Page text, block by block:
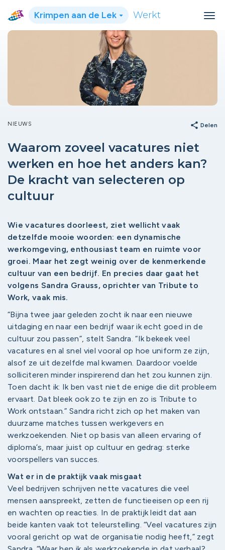
Krimpen aan de Lek Werkt
NIEUWS share Delen
Waarom zoveel vacatures niet
werken en hoe het anders kan?
De kracht van selecteren op
cultuur
Wie vacatures doorleest, ziet wellicht vaak
detzelfde mooie woorden: een dynamische
werkomgeving, enthousiast team en ruimte voor
groei. Maar het zegt weinig over de kenmerkende
cultuur van een bedrijf. En precies daar gaat het
volgens Sandra Grauss, oprichter van Tribute to
Work, vaak mis.
“Bijna twee jaar geleden zocht ik naar een nieuwe
uitdaging en naar een bedrijf waar ik echt goed in de
cultuur zou passen”, stelt Sandra. “Ik bekeek veel
vacatures en al snel viel vooral op hoe uniform ze zijn,
alsof ze uit dezelfde mal kwamen. Daardoor voelde
solliciteren minder inspirerend dan het zou kunnen zijn.
Toen dacht ik: Ik ben vast niet de enige die dit probleem
ervaart. Dat bleek ook zo te zijn en zo is Tribute to
Work ontstaan.” Sandra richt zich op het maken van
duurzame matches tussen werkgevers en
werkzoekenden. Niet op basis van alleen ervaring of
diploma’s, maar juist op cultuur en gedrag: sterke
voorspellers van succes.
Wat er in de praktijk vaak misgaat
Veel bedrijven schrijven nette vacatures die veel
mensen aanspreekt, zetten de functieeisen op een rij
en wachten op reacties. In de praktijk leidt dat aan
beide kanten vaak tot teleurstelling. “Veel vacatures zijn
vooral gericht op wat de organisatie nodig heeft,” zegt